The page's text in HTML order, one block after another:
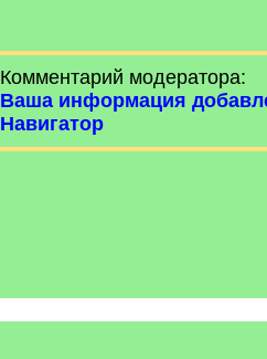
Комментарий модератора:
Ваша информация
Навигатор